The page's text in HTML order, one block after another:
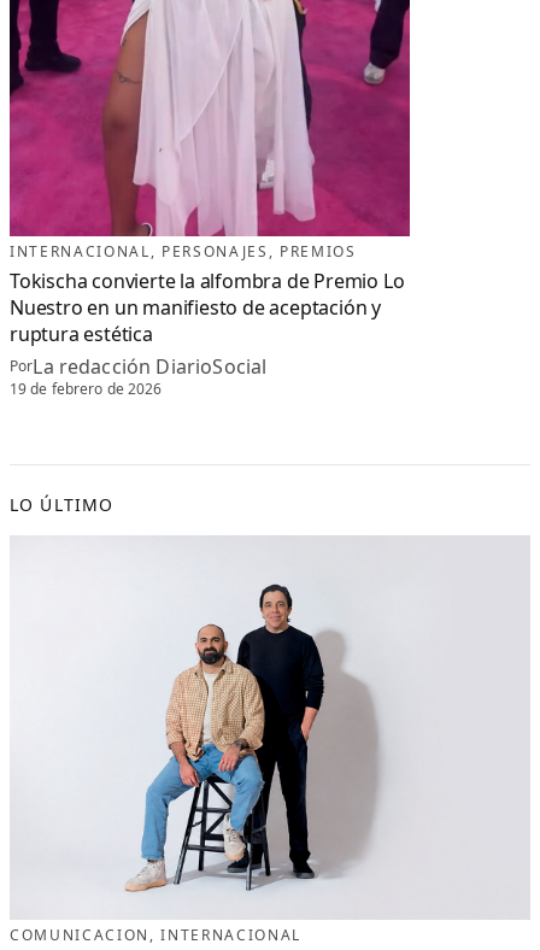
INTERNACIONAL, PERSONAJES , PREMIOS
Tokischa convierte la alfombra de Premio Lo
Nuestro en un manifiesto de aceptación y
ruptura estética
PorLa redacción DiarioSocial
19 de febrero de 2026
LO ÚLTIMO
COMUNICACION , INTERNACIONAL